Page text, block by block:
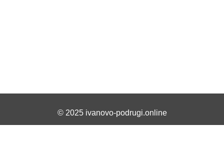
© 2025 ivanovo-podrugi.online